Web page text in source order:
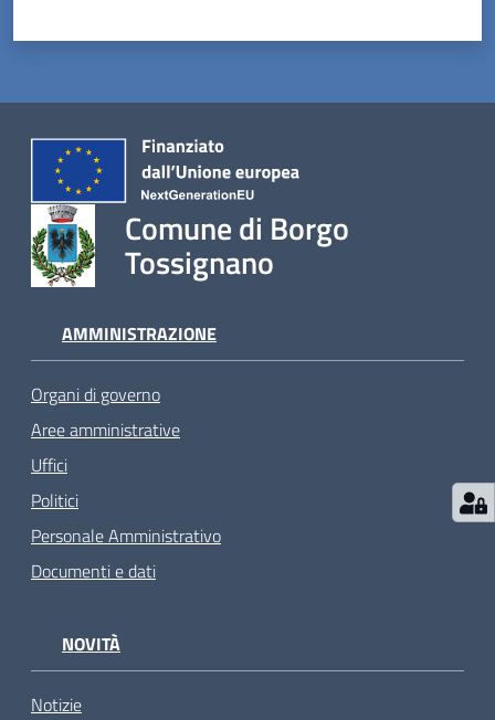
gli
Comune di Borgo
Tossignano
AMMINISTRAZIONE
Organi di governo
Aree amministrative
Uffici
Politici
Personale Amministrativo
Documenti e dati
NOVITÀ
Notizie